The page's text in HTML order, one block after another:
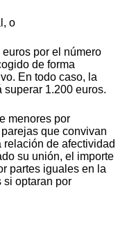
o
por el número
de forma
En todo caso, la
1.200 euros.
menores por
que convivan
de afectividad
su unión, el importe
partes iguales en la
si optaran por